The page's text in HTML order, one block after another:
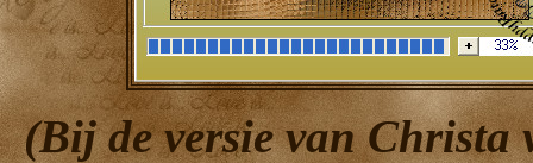
(Bij de versie van Christa